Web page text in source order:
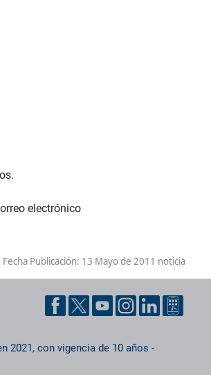
electrónico
Fecha Publicación: 13 Mayo de 2011 noticia
2021, con vigencia de 10 años -